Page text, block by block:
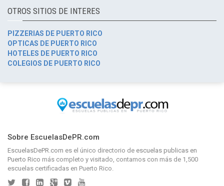
OTROS SITIOS DE INTERES
PIZZERIAS DE PUERTO RICO
OPTICAS DE PUERTO RICO
HOTELES DE PUERTO RICO
COLEGIOS DE PUERTO RICO
Sobre EscuelasDePR.com
EscuelasDePR.com es el único directorio de escuelas publicas en
Puerto Rico más completo y visitado, contamos con más de 1,500
escuelas certificadas en Puerto Rico.